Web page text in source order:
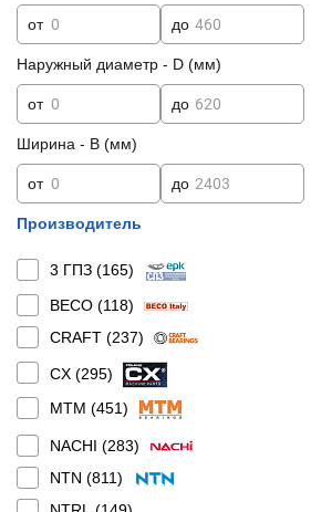
от до
Наружный диаметр - D (мм)
от до
Ширина - B (мм)
от до
Производитель
3 ГПЗ (165)
BECO (118)
CRAFT (237)
CX (295)
MTM (451)
NACHI (283)
NTN (811)